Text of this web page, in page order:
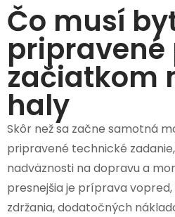
Čo musí
pripravené
začiatkom
haly
Skôr než sa začne samotná
pripravené technické
nadväznosti na dopravu a
presnejšia je príprava
zdržania, dodatočných